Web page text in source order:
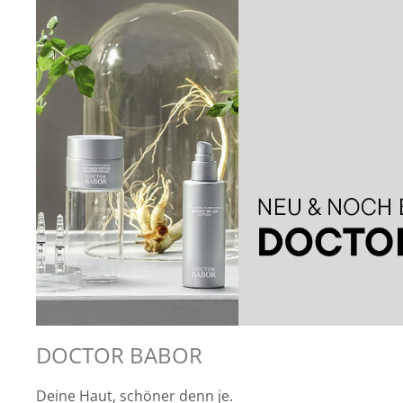
DOCTOR BABOR
Deine Haut, schöner denn je.